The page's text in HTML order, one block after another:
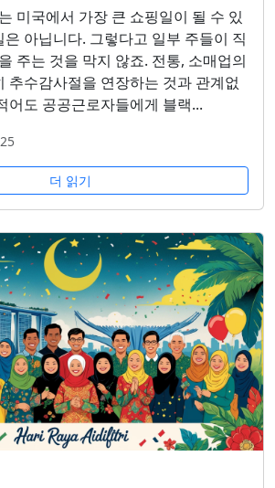
미국에서 가장 큰 쇼핑일이 될 수 있
아닙니다. 그렇다고 일부 주들이 직
주는 것을 막지 않죠. 전통, 소매업의
추수감사절을 연장하는 것과 관계없
어도 공공근로자들에게 블랙...
더 읽기